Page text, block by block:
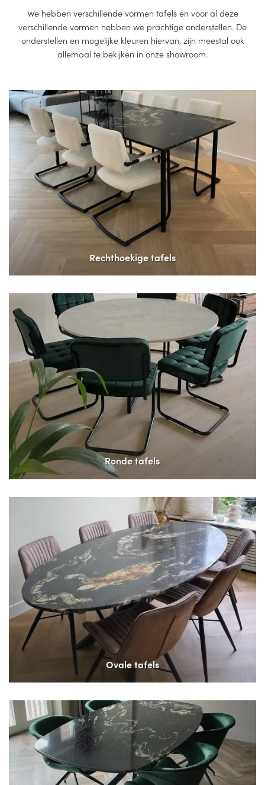
We hebben verschillende vormen tafels en voor al deze
verschillende vormen hebben we prachtige onderstellen. De
onderstellen en mogelijke kleuren hiervan, zijn meestal ook
allemaal te bekijken in onze showroom.
Rechthoekige tafels
Ronde tafels
Ovale tafels